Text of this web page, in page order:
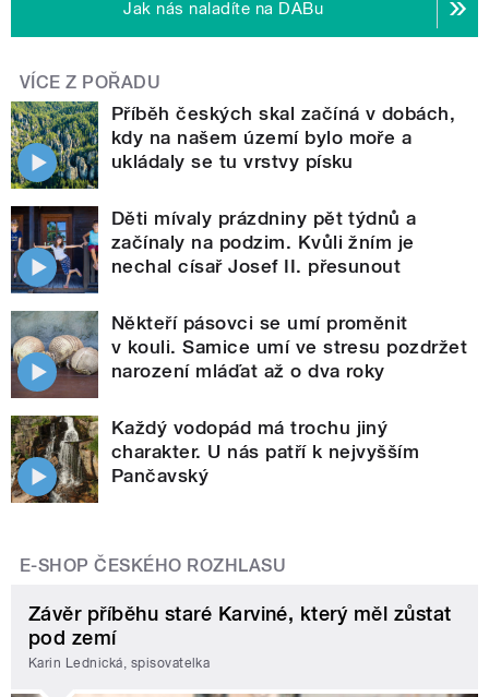
Jak nás naladíte na DABu
VÍCE Z POŘADU
Příběh českých skal začíná v dobách,
kdy na našem území bylo moře a
ukládaly se tu vrstvy písku
Děti mívaly prázdniny pět týdnů a
začínaly na podzim. Kvůli žním je
nechal císař Josef II. přesunout
Někteří pásovci se umí proměnit
v kouli. Samice umí ve stresu pozdržet
narození mláďat až o dva roky
Každý vodopád má trochu jiný
charakter. U nás patří k nejvyšším
Pančavský
E-SHOP ČESKÉHO ROZHLASU
Závěr příběhu staré Karviné, který měl zůstat
pod zemí
Karin Lednická, spisovatelka